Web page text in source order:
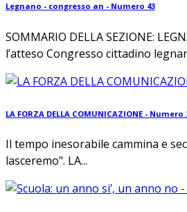
Legnano - congresso an - Numero 43
SOMMARIO DELLA SEZIONE:
l’atteso Congresso cittadino
LA FORZA DELLA COMUNICAZIONE - Numero
Il tempo inesorabile cammina e
lasceremo". LA...